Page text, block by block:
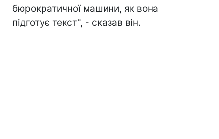
бюрократичної машини, як вона
підготує текст", - сказав він.